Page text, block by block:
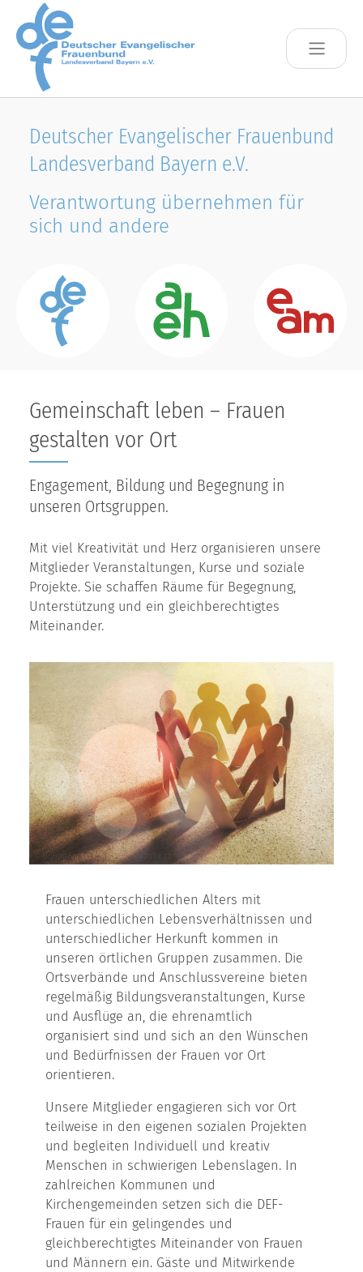
Skip to main content
Deutscher Evangelischer Frauenbund
Landesverband Bayern e.V.
Verantwortung übernehmen für
sich und andere
Gemeinschaft leben – Frauen
gestalten vor Ort
Engagement, Bildung und Begegnung in
unseren Ortsgruppen.
Mit viel Kreativität und Herz organisieren unsere
Mitglieder Veranstaltungen, Kurse und soziale
Projekte. Sie schaffen Räume für Begegnung,
Unterstützung und ein gleichberechtigtes
Miteinander.
© BillionPhotos.com - stock.adobe.com
Frauen unterschiedlichen Alters mit
unterschiedlichen Lebensverhältnissen und
unterschiedlicher Herkunft kommen in
unseren örtlichen Gruppen zusammen. Die
Ortsverbände und Anschlussvereine bieten
regelmäßig Bildungsveranstaltungen, Kurse
und Ausflüge an, die ehrenamtlich
organisiert sind und sich an den Wünschen
und Bedürfnissen der Frauen vor Ort
orientieren.
Unsere Mitglieder engagieren sich vor Ort
teilweise in den eigenen sozialen Projekten
und begleiten Individuell und kreativ
Menschen in schwierigen Lebenslagen. In
zahlreichen Kommunen und
Kirchengemeinden setzen sich die DEF-
Frauen für ein gelingendes und
gleichberechtigtes Miteinander von Frauen
und Männern ein. Gäste und Mitwirkende